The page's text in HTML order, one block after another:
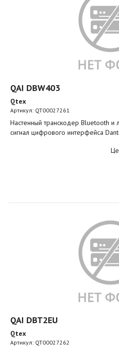
QAI DBW403
Qtex
Артикул: QT00027261
Настенный транскодер Bluetooth и
сигнал цифрового интерфейса
QAI DBT2EU
Qtex
Артикул: QT00027262